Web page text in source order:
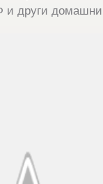
и други